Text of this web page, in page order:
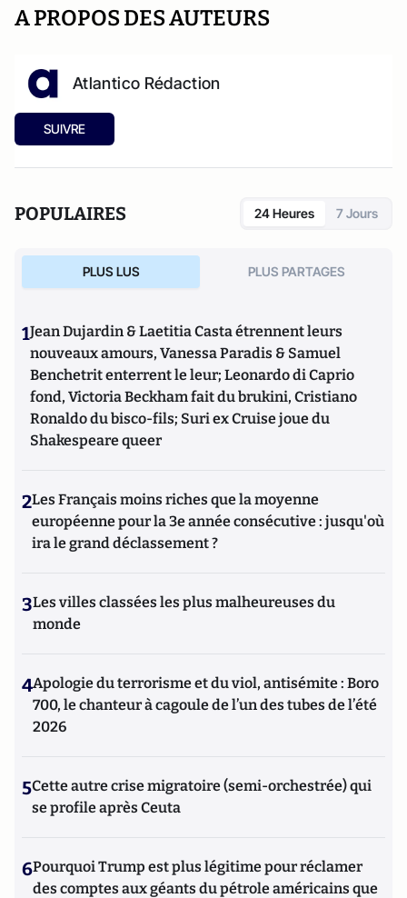
A PROPOS DES AUTEURS
Atlantico Rédaction
SUIVRE
POPULAIRES 24 Heures 7 Jours
PLUS LUS PLUS PARTAGES
1Jean Dujardin & Laetitia Casta étrennent leurs
nouveaux amours, Vanessa Paradis & Samuel
Benchetrit enterrent le leur; Leonardo di Caprio
fond, Victoria Beckham fait du brukini, Cristiano
Ronaldo du bisco-fils; Suri ex Cruise joue du
Shakespeare queer
2Les Français moins riches que la moyenne
européenne pour la 3e année consécutive : jusqu'où
ira le grand déclassement ?
3Les villes classées les plus malheureuses du
monde
4Apologie du terrorisme et du viol, antisémite : Boro
700, le chanteur à cagoule de l’un des tubes de l’été
2026
5Cette autre crise migratoire (semi-orchestrée) qui
se profile après Ceuta
6Pourquoi Trump est plus légitime pour réclamer
des comptes aux géants du pétrole américains que